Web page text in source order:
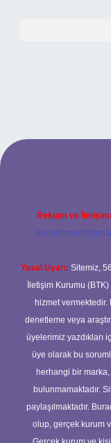
giriş
Reklam ve İletişim:
Yasal Uyarı: Sitemiz,
İletişim Kurumu
hizmet
denetleme veya
üyelerimiz yazdıkları
üye olarak bu
herhangi bir marka,
bulunmamaktadır.
paylaşılmaktadır.
olup, gerçek kurum